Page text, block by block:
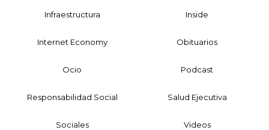
Infraestructura Inside
Internet Economy Obituarios
Ocio Podcast
Responsabilidad Social Salud Ejecutiva
Sociales Videos